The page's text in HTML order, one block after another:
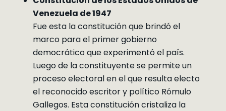
Venezuela de 1947
Fue esta la constitución que brindó el
marco para el primer gobierno
democrático que experimentó el país.
Luego de la constituyente se permite un
proceso electoral en el que resulta electo
el reconocido escritor y político Rómulo
Gallegos. Esta constitución cristaliza la